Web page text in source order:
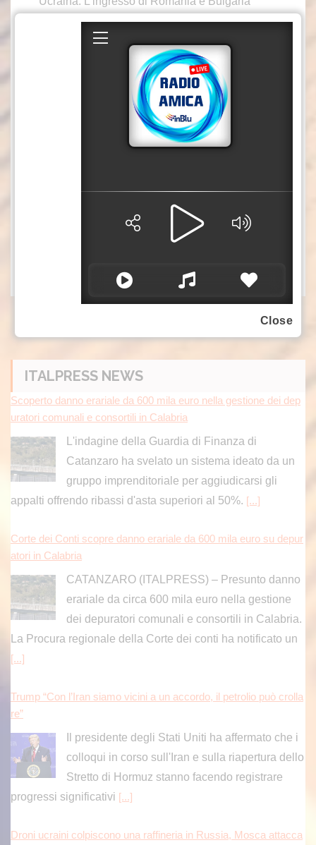
nell’area Schengen, avvenuto a gennaio, ha
facilitato gli spostamenti e rafforzato l’appeal di
queste mete. Bene il Sud Europa anche
d’inverno: con Spagna, Malta e Cipro il
Mediterraneo si conferma protagonista pure
fuori stagione. Nei primi due mesi dell’anno, la
Spagna ha accolto oltre 10 milioni di turisti
maggiore promozione delle destinazioni in
ITALPRESS NEWS
Scoperto danno erariale da 600 mila euro nella gestione dei dep
uratori comunali e consortili in Calabria
L'indagine della Guardia di Finanza di
Catanzaro ha svelato un sistema ideato da un
gruppo imprenditoriale per aggiudicarsi gli
appalti offrendo ribassi d'asta superiori al 50%. [...]
Corte dei Conti scopre danno erariale da 600 mila euro su depur
atori in Calabria
CATANZARO (ITALPRESS) – Presunto danno
erariale da circa 600 mila euro nella gestione
dei depuratori comunali e consortili in Calabria.
La Procura regionale della Corte dei conti ha notificato un
[...]
Trump “Con l’Iran siamo vicini a un accordo, il petrolio può crolla
re”
Il presidente degli Stati Uniti ha affermato che i
colloqui in corso sull'Iran e sulla riapertura dello
Stretto di Hormuz stanno facendo registrare
progressi significativi [...]
Droni ucraini colpiscono una raffineria in Russia, Mosca attacca
Close